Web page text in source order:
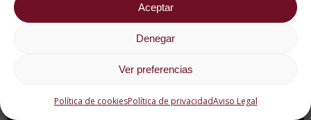
Aceptar
Denegar
Ver preferencias
Política de cookiesPolítica de privacidadAviso Legal